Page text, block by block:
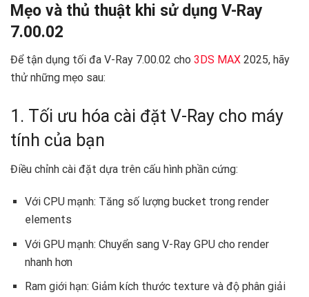
Mẹo và thủ thuật khi sử dụng V-Ray
7.00.02
Để tận dụng tối đa V-Ray 7.00.02 cho 3DS MAX 2025, hãy
thử những mẹo sau:
1. Tối ưu hóa cài đặt V-Ray cho máy
tính của bạn
Điều chỉnh cài đặt dựa trên cấu hình phần cứng:
Với CPU mạnh: Tăng số lượng bucket trong render
elements
Với GPU mạnh: Chuyển sang V-Ray GPU cho render
nhanh hơn
Ram giới hạn: Giảm kích thước texture và độ phân giải